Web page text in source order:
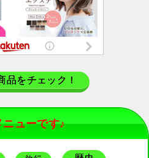
をチェック！
ューです♪